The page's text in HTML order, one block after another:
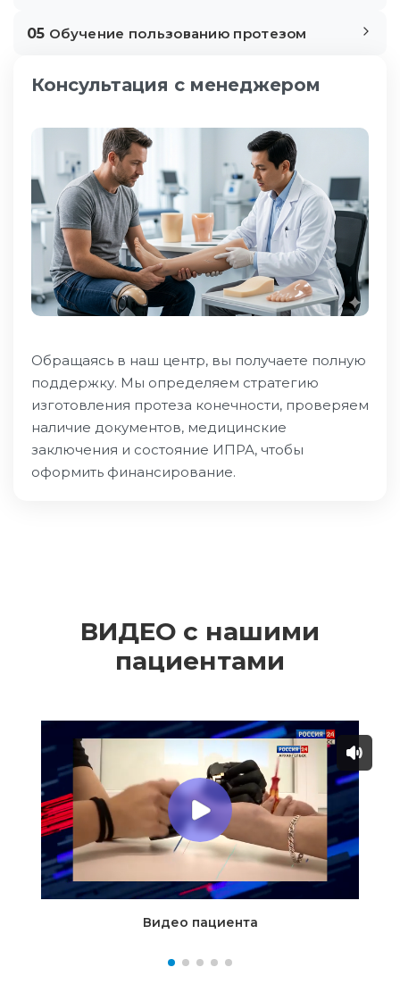
05 Обучение пользованию протезом
Консультация с менеджером
Обращаясь в наш центр, вы получаете полную
поддержку. Мы определяем стратегию
изготовления протеза конечности, проверяем
наличие документов, медицинские
заключения и состояние ИПРА, чтобы
оформить финансирование.
ВИДЕО с нашими
пациентами
Видео пациента